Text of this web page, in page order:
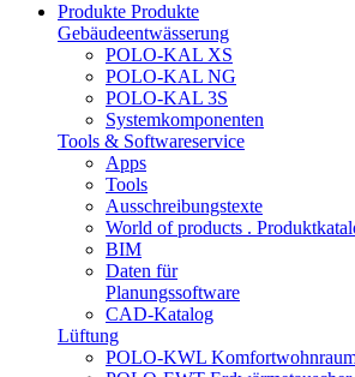
Produkte Produkte
Gebäudeentwässerung
POLO-KAL XS
POLO-KAL NG
POLO-KAL 3S
Systemkomponenten
Tools & Softwareservice
Apps
Tools
Ausschreibungstexte
World of products .
BIM
Daten für
Planungssoftware
CAD-Katalog
Lüftung
POLO-KWL